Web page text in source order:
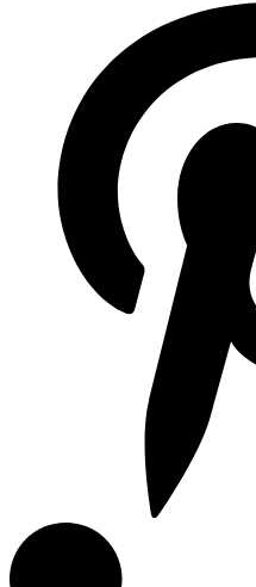
Campanas de Cocina